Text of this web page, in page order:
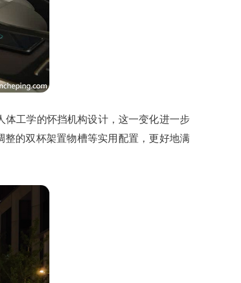
体工学的怀挡机构设计，这一变化进一步
的双杯架置物槽等实用配置，更好地满